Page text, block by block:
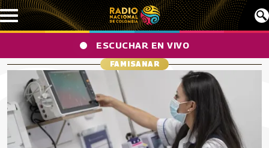
Pasar al contenido principal
ESCUCHAR EN VIVO
FAMISANAR